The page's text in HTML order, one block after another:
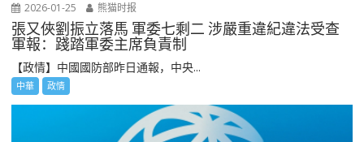
2026-01-25 熊猫时报
張又俠劉振立落馬 軍委七剩二 涉嚴重違紀違法受查
軍報：踐踏軍委主席負責制
【政情】中國國防部昨日通報，中央...
中華 政情